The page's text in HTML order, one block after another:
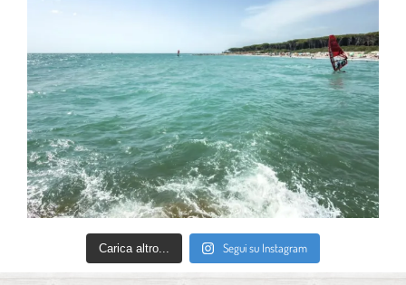
Carica altro... Segui su Instagram